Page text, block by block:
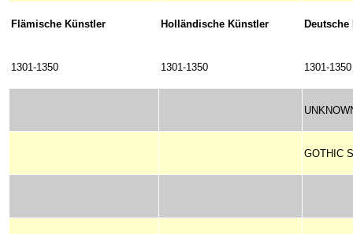
Flämische Künstler Holländische Künstler
1301-1350 1301-1350 1301-1350
GOTHIC